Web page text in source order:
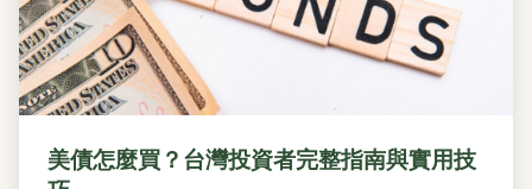
美債怎麼買？台灣投資者完整指南與實用技